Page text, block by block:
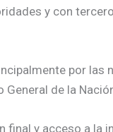
y con
por las
de la
final y acceso a la